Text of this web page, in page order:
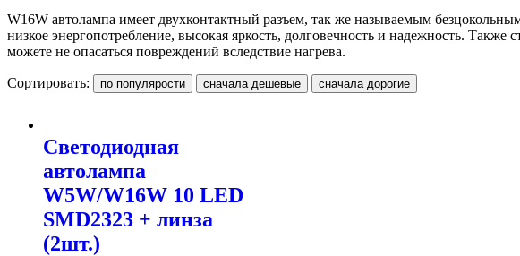
W16W автолампа имеет двухконтактный разъем, так же называемым
низкое энергопотребление, высокая яркость, долговечность и надежность.
можете не опасаться повреждений вследствие нагрева.
Сортировать:
Светодиодная
автолампа
W5W/W16W 10 LED
SMD2323 + линза
(2шт.)